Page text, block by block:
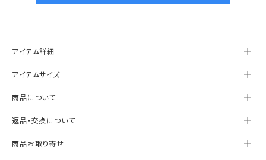
アイテム詳細
アイテムサイズ
商品について
返品・交換について
商品お取り寄せ